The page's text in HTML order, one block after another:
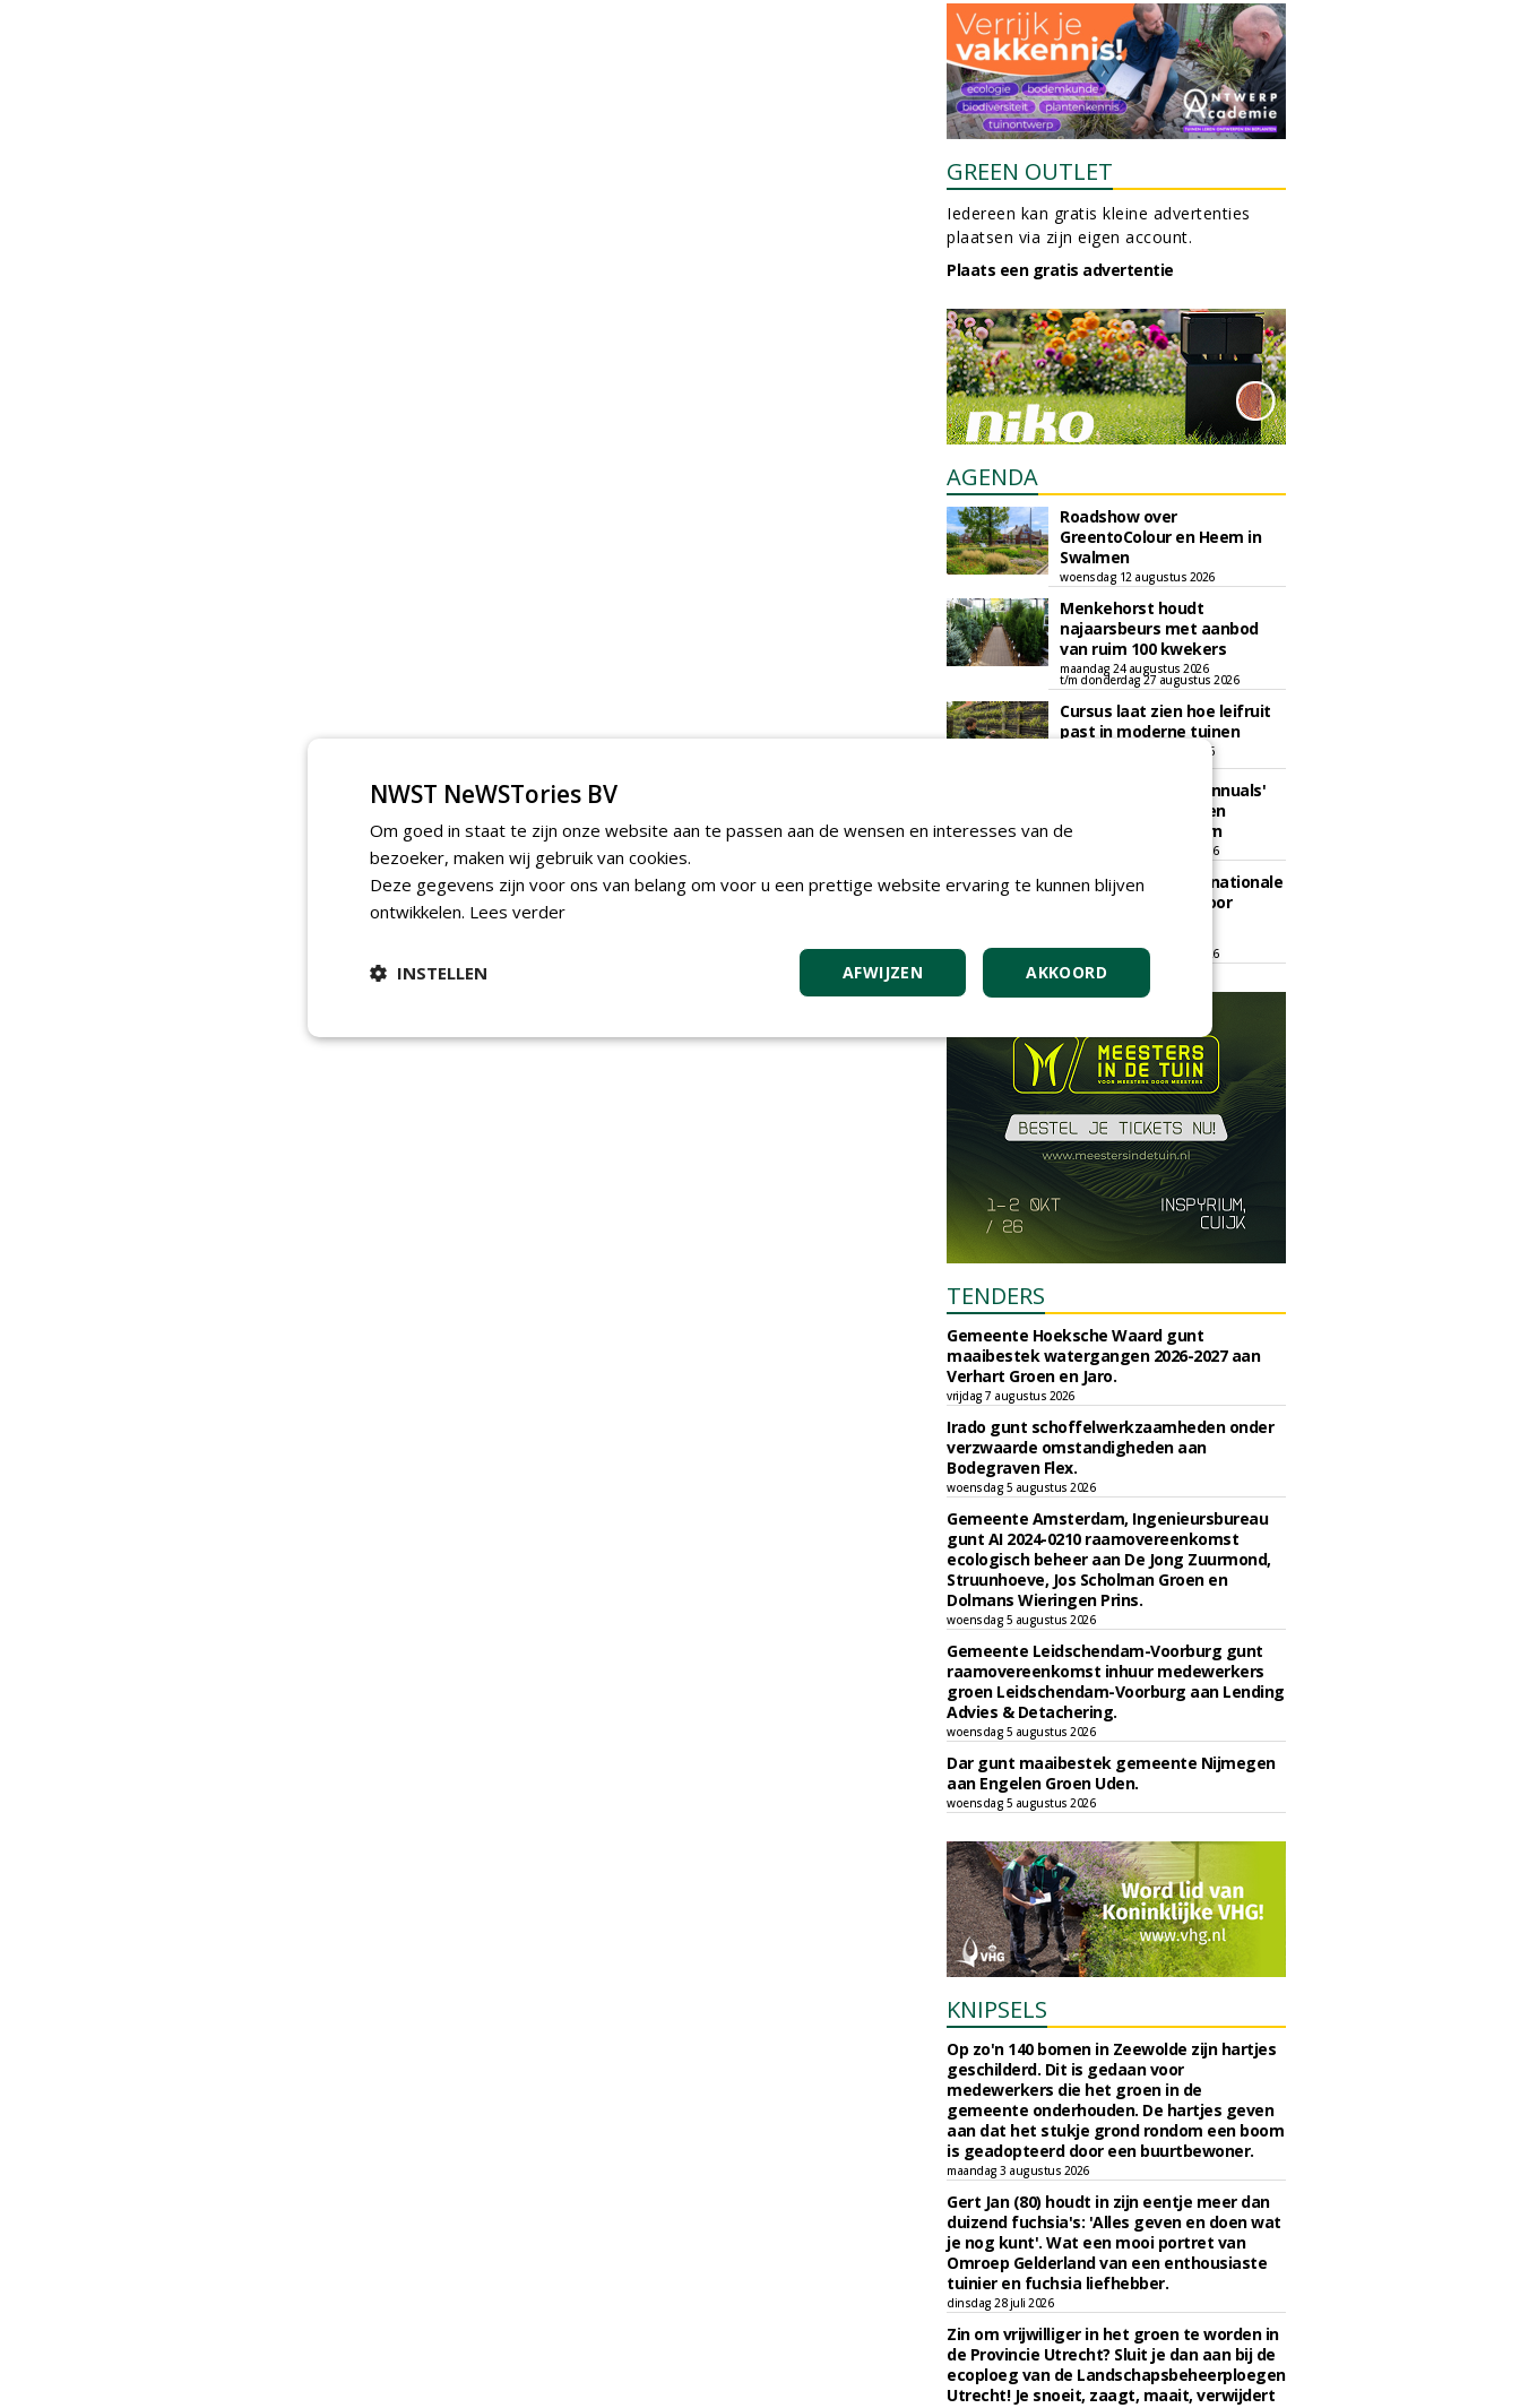
GREEN OUTLET
Iedereen kan gratis kleine advertenties
plaatsen via zijn eigen account.
Plaats een gratis advertentie
AGENDA
Roadshow over
GreentoColour en Heem in
Swalmen
woensdag 12 augustus 2026
Menkehorst houdt
najaarsbeurs met aanbod
van ruim 100 kwekers
maandag 24 augustus 2026
t/m donderdag 27 augustus 2026
Cursus laat zien hoe leifruit
past in moderne tuinen
woensdag 26 augustus 2026
Vakdag 'All About Annuals'
zet eenjarige planten
centraal in Appeltern
donderdag 27 augustus 2026
GaLaBau 2026: internationale
ontmoetingsplek voor
t/m vrijdag 18 september 2026
TENDERS
Gemeente Hoeksche Waard gunt
maaibestek watergangen 2026-2027 aan
Verhart Groen en Jaro.
vrijdag 7 augustus 2026
Irado gunt schoffelwerkzaamheden onder
verzwaarde omstandigheden aan
Bodegraven Flex.
woensdag 5 augustus 2026
Gemeente Amsterdam, Ingenieursbureau
gunt AI 2024-0210 raamovereenkomst
ecologisch beheer aan De Jong Zuurmond,
Struunhoeve, Jos Scholman Groen en
Dolmans Wieringen Prins.
woensdag 5 augustus 2026
Gemeente Leidschendam-Voorburg gunt
raamovereenkomst inhuur medewerkers
groen Leidschendam-Voorburg aan Lending
Advies & Detachering.
woensdag 5 augustus 2026
Dar gunt maaibestek gemeente Nijmegen
aan Engelen Groen Uden.
woensdag 5 augustus 2026
KNIPSELS
Op zo'n 140 bomen in Zeewolde zijn hartjes
geschilderd. Dit is gedaan voor
medewerkers die het groen in de
gemeente onderhouden. De hartjes geven
aan dat het stukje grond rondom een boom
is geadopteerd door een buurtbewoner.
maandag 3 augustus 2026
Gert Jan (80) houdt in zijn eentje meer dan
duizend fuchsia's: 'Alles geven en doen wat
je nog kunt'. Wat een mooi portret van
Omroep Gelderland van een enthousiaste
tuinier en fuchsia liefhebber.
dinsdag 28 juli 2026
Zin om vrijwilliger in het groen te worden in
de Provincie Utrecht? Sluit je dan aan bij de
ecoploeg van de Landschapsbeheerploegen
Utrecht! Je snoeit, zaagt, maait, verwijdert
NWST NeWSTories BV
Om goed in staat te zijn onze website aan te passen aan de wensen en interesses van de
bezoeker, maken wij gebruik van cookies.
Deze gegevens zijn voor ons van belang om voor u een prettige website ervaring te kunnen blijven
ontwikkelen. Lees verder
AKKOORD
AFWIJZEN
INSTELLEN